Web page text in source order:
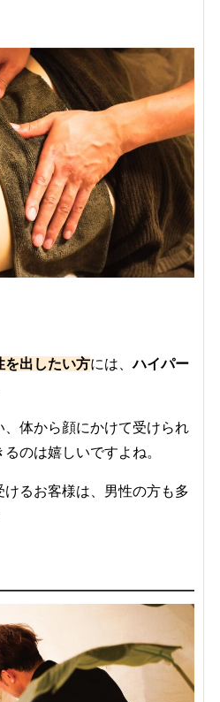
を出したい方には、ハイパー
体から顔にかけて受けられ
のは嬉しいですよね。
るお客様は、男性の方も多